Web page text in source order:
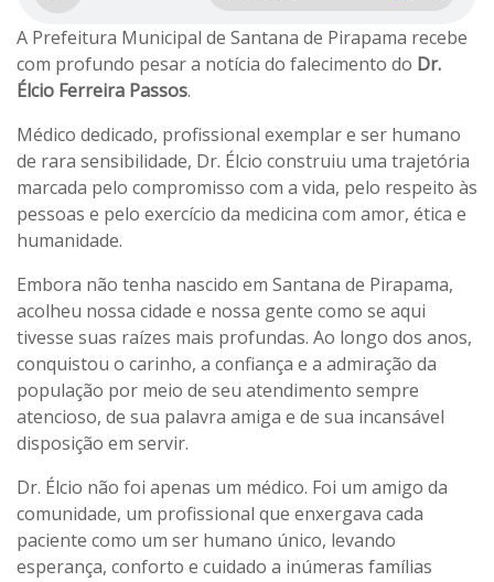
A Prefeitura Municipal de Santana de Pirapama recebe
com profundo pesar a notícia do falecimento do Dr.
Élcio Ferreira Passos.
Médico dedicado, profissional exemplar e ser humano
de rara sensibilidade, Dr. Élcio construiu uma trajetória
marcada pelo compromisso com a vida, pelo respeito às
pessoas e pelo exercício da medicina com amor, ética e
humanidade.
Embora não tenha nascido em Santana de Pirapama,
acolheu nossa cidade e nossa gente como se aqui
tivesse suas raízes mais profundas. Ao longo dos anos,
conquistou o carinho, a confiança e a admiração da
população por meio de seu atendimento sempre
atencioso, de sua palavra amiga e de sua incansável
disposição em servir.
Dr. Élcio não foi apenas um médico. Foi um amigo da
comunidade, um profissional que enxergava cada
paciente como um ser humano único, levando
esperança, conforto e cuidado a inúmeras famílias